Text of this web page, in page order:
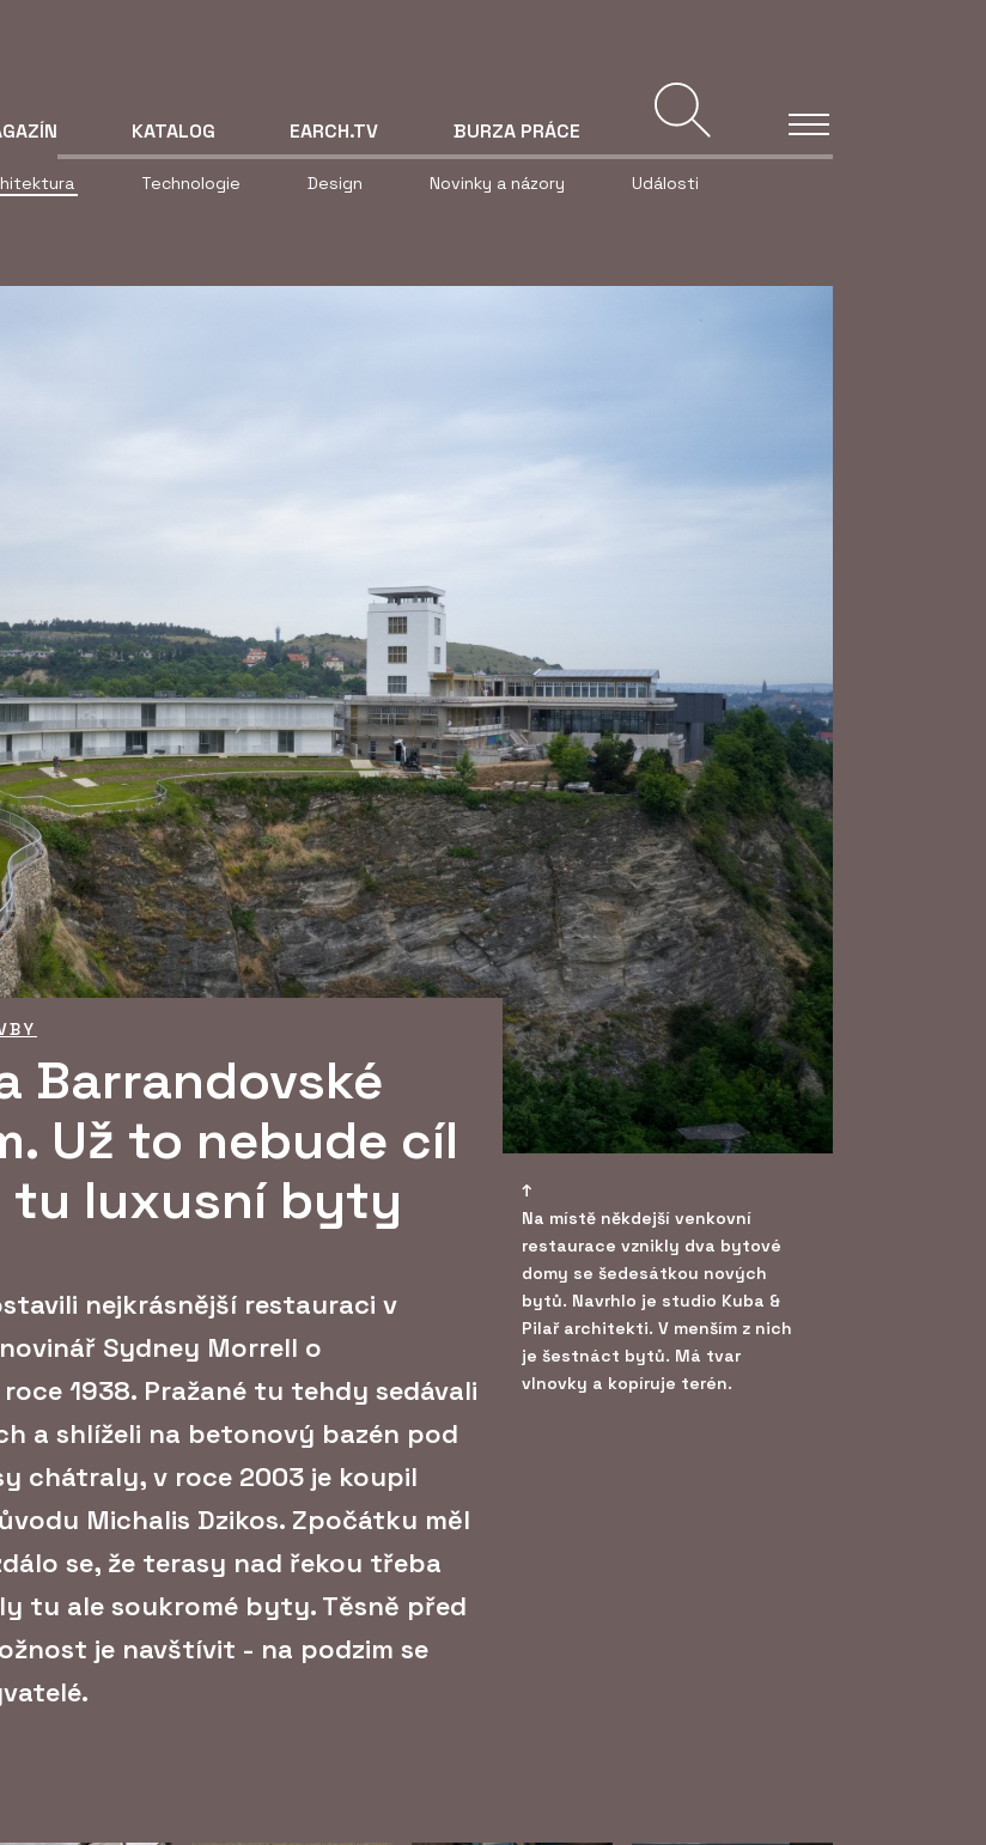
Technologie Design Novinky a názory Události
KATALOG EARCH.TV BURZA PRÁCE
Na místě někdejší venkovní
restaurace vznikly dva bytové
domy se šedesátkou nových
bytů. Navrhlo je studio Kuba &
Pilař architekti. V menším z nich
je šestnáct bytů. Má tvar
vlnovky a kopíruje terén.
Barrandovské
Už to nebude cíl
tu luxusní byty
nejkrásnější restauraci v
Sydney Morrell o
1938. Pražané tu tehdy sedávali
a shlíželi na betonový bazén pod
chátraly, v roce 2003 je koupil
Michalis Dzikos. Zpočátku měl
se, že terasy nad řekou třeba
tu ale soukromé byty. Těsně před
je navštívit - na podzim se